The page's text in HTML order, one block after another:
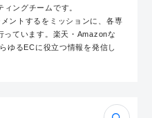
ングチームです。
ントするをミッションに、各専
っています。楽天・Amazonな
ゆるECに役立つ情報を発信し